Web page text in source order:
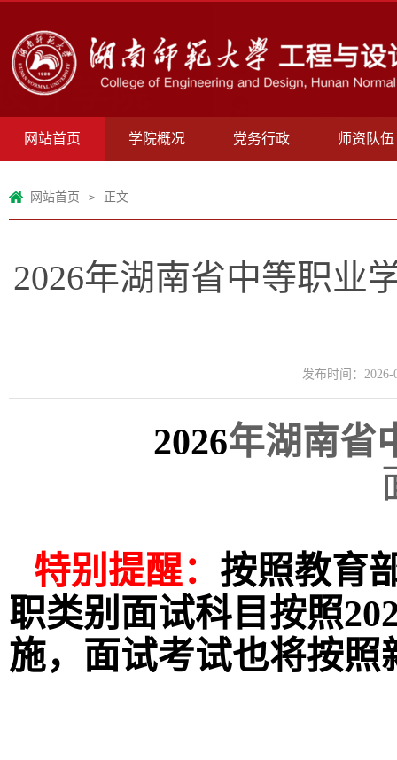
网站首页 学院概况 党务行政 师资队伍
网站首页 > 正文
2026年湖南省中等职业
发布时间：2026-
2026年湖南省
特别提醒： 按照教育
职类别面试科目按照
施，面试考试也将按照